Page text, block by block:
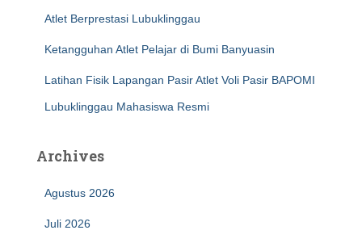
Atlet Berprestasi Lubuklinggau
Ketangguhan Atlet Pelajar di Bumi Banyuasin
Latihan Fisik Lapangan Pasir Atlet Voli Pasir BAPOMI
Lubuklinggau Mahasiswa Resmi
Archives
Agustus 2026
Juli 2026